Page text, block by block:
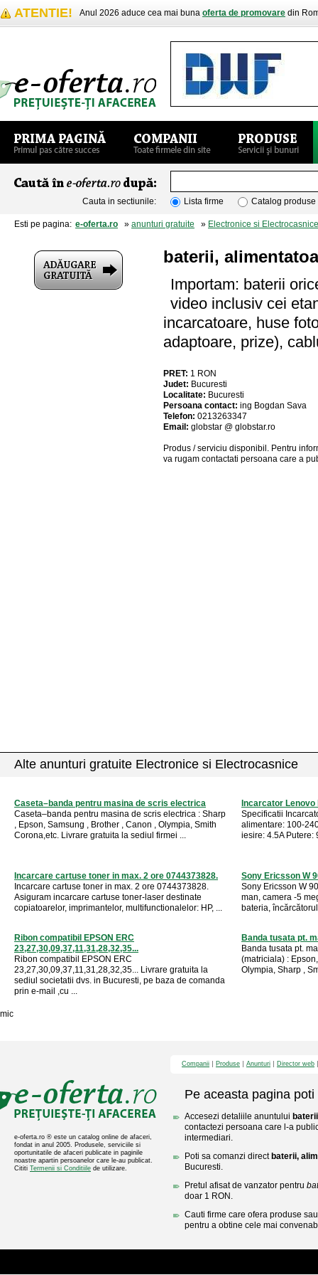
ATENTIE! Anul 2026 aduce cea mai buna oferta de promovare din
Cauta in sectiunile: Lista firme Catalog produse
Esti pe pagina: e-oferta.ro » anunturi gratuite » Electronice si Electrocasnice
baterii,
Importam: baterii
video inclusiv cei
incarcatoare, huse
adaptoare, prize),
PRET: 1 RON
Judet: Bucuresti
Localitate: Bucuresti
Persoana contact: ing Bogdan Sava
Telefon: 0213263347
Email: globstar @ globstar.ro
Produs / serviciu disponibil . Pentru
va rugam contactati persoana care a
Alte anunturi gratuite Electronice si Electrocasnice
Caseta–banda pentru masina de scris electrica
Caseta–banda pentru masina de scris electrica : Sharp
, Epson, Samsung , Brother , Canon , Olympia, Smith
Corona,etc. Livrare gratuita la sediul firmei ...
Incarcator Lenovo
Specificatii
alimentare: 100-
iesire: 4.5A Putere:
Incarcare cartuse toner in max. 2 ore 0744373828.
Incarcare cartuse toner in max. 2 ore 0744373828.
Asiguram incarcare cartuse toner-laser destinate
copiatoarelor, imprimantelor, multifunctionalelor: HP, ...
Sony Ericsson W
Sony Ericsson W
man, camera -5
bateria,
Ribon compatibil EPSON ERC
23,27,30,09,37,11,31,28,32,35...
Ribon compatibil EPSON ERC
23,27,30,09,37,11,31,28,32,35... Livrare gratuita la
sediul societatii dvs. in Bucuresti, pe baza de comanda
prin e-mail ,cu ...
Banda tusata pt.
Banda tusata pt.
(matriciala) :
Olympia, Sharp ,
mic
e-oferta.ro ® este un catalog online de afaceri,
fondat in anul 2005. Produsele, serviciile si
oportunitatile de afaceri publicate in paginile
noastre apartin persoanelor care le-au publicat.
Cititi Termenii si Conditiile de utilizare.
Companii Produse Anunturi Director web
Pe aceasta pagina poti
Accesezi detaliile anuntului
contactezi persoana care l-a
intermediari.
Poti sa comanzi direct baterii,
Bucuresti.
Pretul afisat de vanzator pentru
doar 1 RON.
Cauti firme care ofera produse
pentru a obtine cele mai